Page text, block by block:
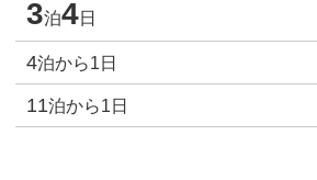
3泊4日
4泊から1日
11泊から1日